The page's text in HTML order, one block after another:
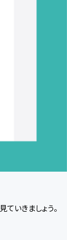
いきましょう。